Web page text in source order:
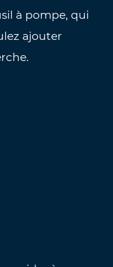
à pompe, qui
ajouter